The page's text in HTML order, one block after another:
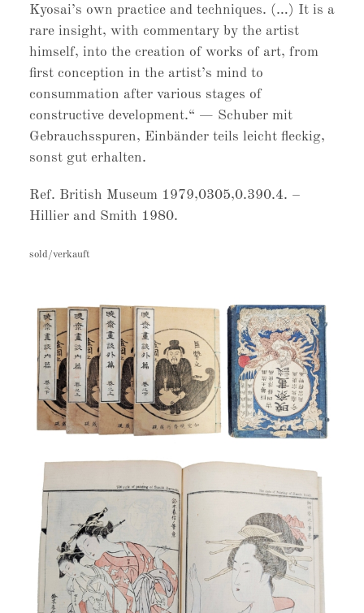
Kyosai’s own practice and techniques. (…) It is a
rare insight, with commentary by the artist
himself, into the creation of works of art, from
first conception in the artist’s mind to
consummation after various stages of
constructive development.“ — Schuber mit
Gebrauchsspuren, Einbänder teils leicht fleckig,
sonst gut erhalten.
Ref. British Museum 1979,0305,0.390.4. –
Hillier and Smith 1980.
sold/verkauft